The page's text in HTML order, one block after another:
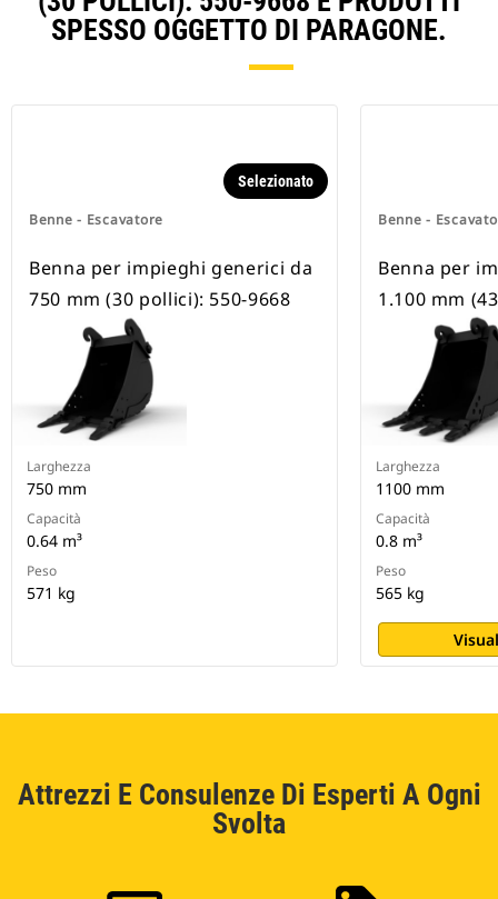
SPESSO OGGETTO DI PARAGONE.
Benne - Escavatore
Selezionato
Benna per impieghi generici da
750 mm (30 pollici): 550-9668
Larghezza
750 mm
Capacità
0.64 m³
Peso
571 kg
Benne -
Benna per
1.100 mm
Larghezza
1100 mm
Capacità
0.8 m³
Peso
565 kg
Attrezzi E Consulenze Di Esperti A Ogni
Svolta